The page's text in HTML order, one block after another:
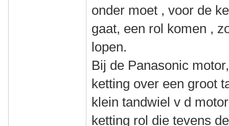
onder moet , voor de
gaat, een rol komen ,
lopen.
Bij de Panasonic
ketting over een groot
klein tandwiel v d
ketting rol die tevens